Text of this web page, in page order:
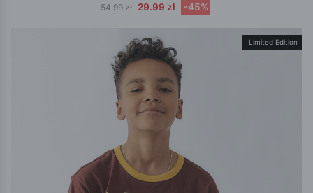
54.99 zł
29.99 zł -45%
Limited Edition